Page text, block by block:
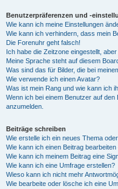
Benutzerpräferenzen und -
Wie kann ich meine Einstellungen
Wie kann ich verhindern, dass mein
Die Forenuhr geht falsch!
Ich habe die Zeitzone eingestellt,
Meine Sprache steht auf diesem
Was sind das für Bilder, die bei
Wie verwende ich einen Avatar?
Was ist mein Rang und wie kann ich
Wenn ich bei einem Benutzer auf
anzumelden.
Beiträge schreiben
Wie erstelle ich ein neues Thema
Wie kann ich einen Beitrag
Wie kann ich meinem Beitrag eine
Wie kann ich eine Umfrage erstellen?
Wieso kann ich nicht mehr
Wie bearbeite oder lösche ich eine